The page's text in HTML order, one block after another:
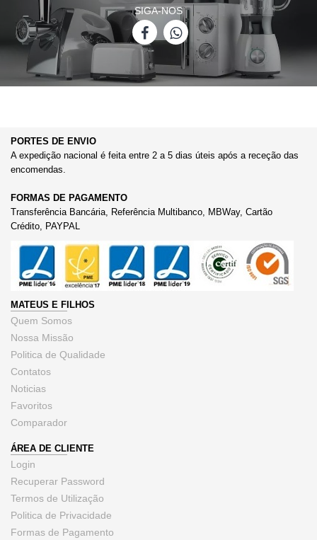
SIGA-NOS
PORTES DE ENVIO
A expedição nacional é feita entre 2 a 5 dias úteis após a receção das
encomendas.
FORMAS DE PAGAMENTO
Transferência Bancária, Referência Multibanco, MBWay, Cartão
Crédito, PAYPAL
MATEUS E FILHOS
Quem Somos
Nossa Missão
Politica de Qualidade
Contatos
Noticias
Favoritos
Comparador
ÁREA DE CLIENTE
Login
Recuperar Password
Termos de Utilização
Politica de Privacidade
Formas de Pagamento